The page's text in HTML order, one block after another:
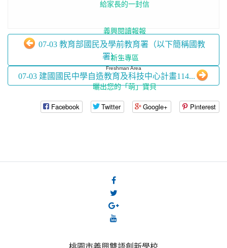
07-03 教育部國民及學前教育署（以下簡稱國教
署）...
07-03 建國國民中學自造教育及科技中心計畫114...
Facebook Twitter Google+ Pinterest
給家長的一封信
義興閱讀報報
新生專區
Freshman Area
曬出您的「萌」寶貝